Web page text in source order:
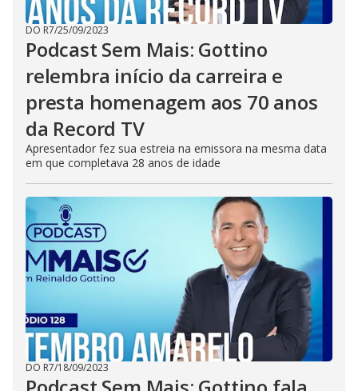
DO R7/25/09/2023
Podcast Sem Mais: Gottino
relembra início da carreira e
presta homenagem aos 70 anos
da Record TV
Apresentador fez sua estreia na emissora na mesma data
em que completava 28 anos de idade
DO R7/18/09/2023